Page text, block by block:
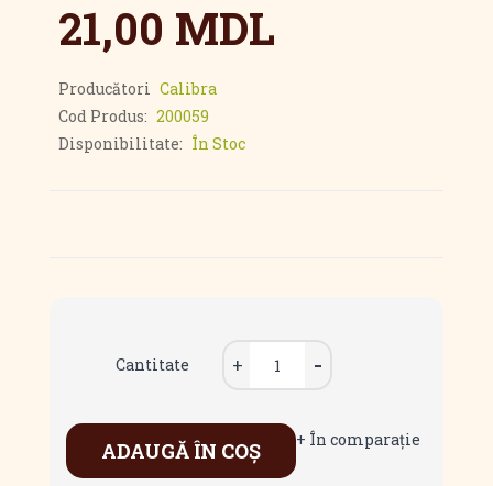
21,00 MDL
Producători Calibra
Cod Produs: 200059
Disponibilitate: În Stoc
Cantitate
ADAUGĂ ÎN COŞ + În comparaţie